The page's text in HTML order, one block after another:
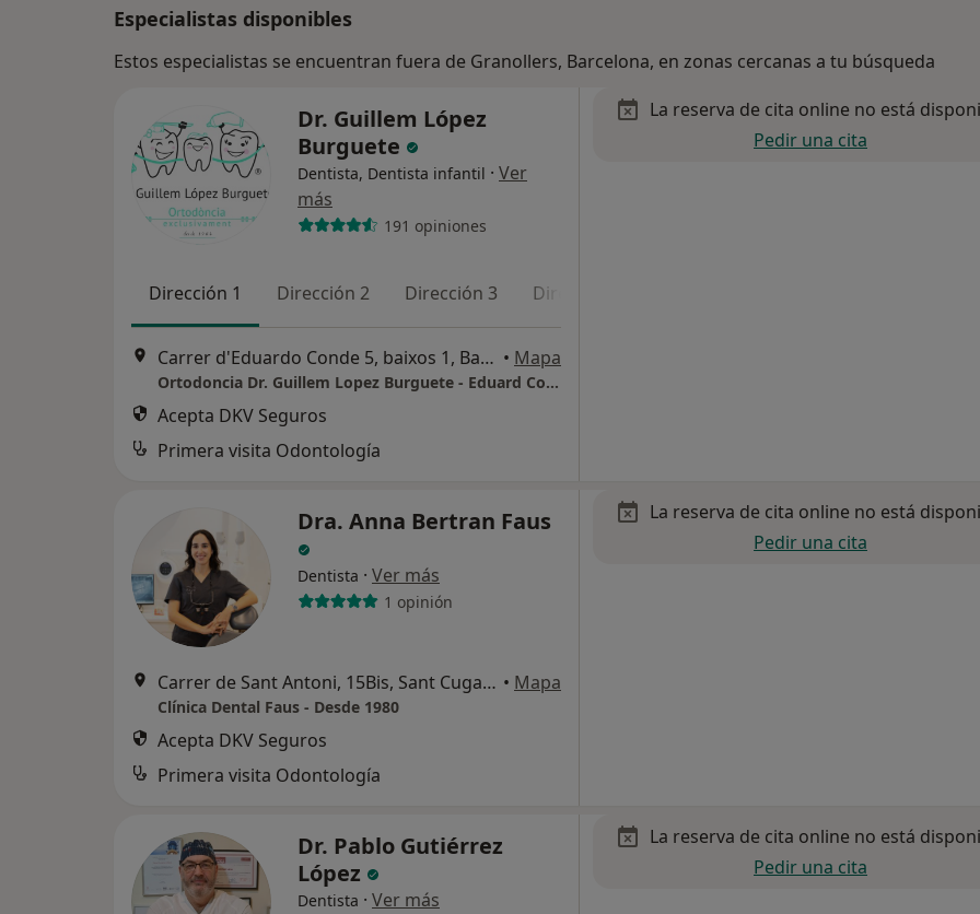
Especialistas disponibles
Estos especialistas se encuentran fuera de Granollers, Barcelona, en zonas cercanas a tu búsqueda
Dr. Guillem López
Burguete
Dentista, Dentista infantil · Ver
más
191 opiniones
Dirección 1 Dirección 2 Dirección 3 Dirección 4
Carrer d'Eduardo Conde 5, baixos 1, Barcelona • Mapa
Ortodoncia Dr. Guillem Lopez Burguete - Eduard Conde
Acepta DKV Seguros
Primera visita Odontología
La reserva de cita online no está
Pedir una cita
Dra. Anna Bertran Faus
Dentista · Ver más
1 opinión
Carrer de Sant Antoni, 15Bis, Sant Cugat del Vallès • Mapa
Clínica Dental Faus - Desde 1980
Acepta DKV Seguros
Primera visita Odontología
La reserva de cita online no está
Pedir una cita
Dr. Pablo Gutiérrez
López
Dentista · Ver más
La reserva de cita online no está
Pedir una cita